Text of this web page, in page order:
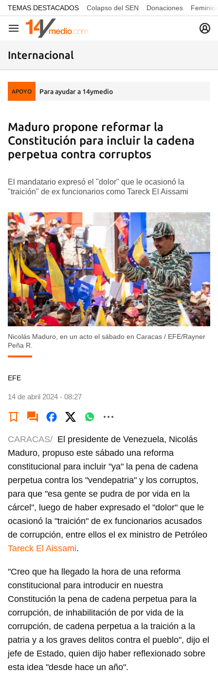
common.go-to-content
TEMAS DESTACADOS Colapso del SEN Donaciones
Navegación
Internacional
APOYO Para ayudar a 14ymedio
Maduro propone reformar la
Constitución para incluir la cadena
perpetua contra corruptos
El mandatario expresó el "dolor" que le ocasionó la
"traición" de ex funcionarios como Tareck El Aissami
Nicolás Maduro, en un acto el sábado en Caracas / EFE/Rayner
Peña R.
EFE
14 de abril 2024 - 08:27
CARACAS/ El presidente de Venezuela, Nicolás
Maduro, propuso este sábado una reforma
constitucional para incluir "ya" la pena de cadena
perpetua contra los "vendepatria" y los corruptos,
para que "esa gente se pudra de por vida en la
cárcel", luego de haber expresado el "dolor" que le
ocasionó la "traición" de ex funcionarios acusados
de corrupción, entre ellos el ex ministro de Petróleo
Tareck El Aissami.
"Creo que ha llegado la hora de una reforma
constitucional para introducir en nuestra
Constitución la pena de cadena perpetua para la
corrupción, de inhabilitación de por vida de la
corrupción, de cadena perpetua a la traición a la
patria y a los graves delitos contra el pueblo", dijo el
jefe de Estado, quien dijo haber reflexionado sobre
esta idea "desde hace un año".